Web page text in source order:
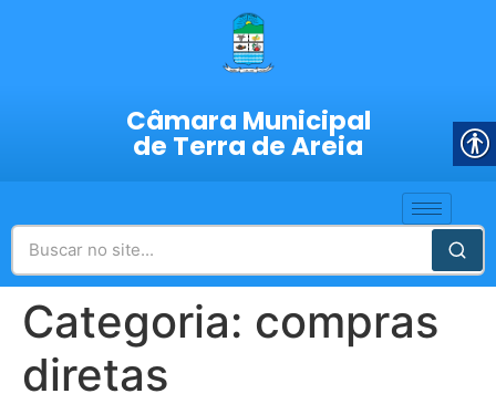
Câmara Municipal
de Terra de Areia
Categoria: compras
diretas